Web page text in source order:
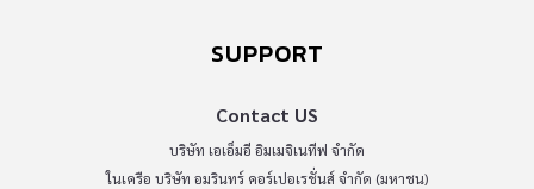
SUPPORT
Contact US
บริษัท เอเอ็มอี อิมเมจิเนทีฟ จำกัด
ในเครือ บริษัท อมรินทร์ คอร์เปอเรชั่นส์ จำกัด (มหาชน)